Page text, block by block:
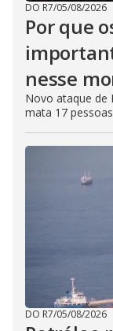
DO R7/05/08/2026
Por que
nesse
Novo ataque de
mata 17
DO R7/05/08/2026